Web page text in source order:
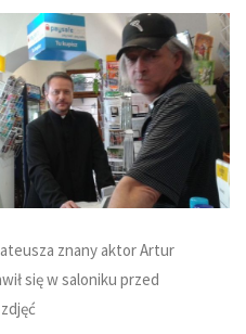
znany aktor Artur
się w saloniku przed